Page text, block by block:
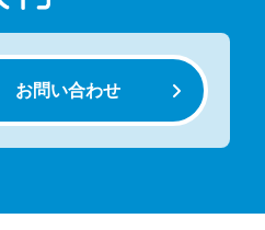
お問い合わせ